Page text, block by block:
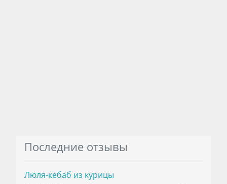
Последние отзывы
Люля-кебаб из курицы